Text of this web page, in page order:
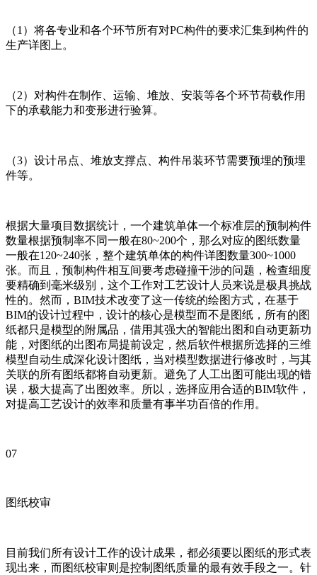
（1）将各专业和各个环节所有对PC构件的要求汇集到构件的
生产详图上。
（2）对构件在制作、运输、堆放、安装等各个环节荷载作用
下的承载能力和变形进行验算。
（3）设计吊点、堆放支撑点、构件吊装环节需要预埋的预埋
件等。
根据大量项目数据统计，一个建筑单体一个标准层的预制构件
数量根据预制率不同一般在80~200个，那么对应的图纸数量
一般在120~240张，整个建筑单体的构件详图数量300~1000
张。而且，预制构件相互间要考虑碰撞干涉的问题，检查细度
要精确到毫米级别，这个工作对工艺设计人员来说是极具挑战
性的。然而，BIM技术改变了这一传统的绘图方式，在基于
BIM的设计过程中，设计的核心是模型而不是图纸，所有的图
纸都只是模型的附属品，借用其强大的智能出图和自动更新功
能，对图纸的出图布局提前设定，然后软件根据所选择的三维
模型自动生成深化设计图纸，当对模型数据进行修改时，与其
关联的所有图纸都将自动更新。避免了人工出图可能出现的错
误，极大提高了出图效率。所以，选择应用合适的BIM软件，
对提高工艺设计的效率和质量有事半功百倍的作用。
07
图纸校审
目前我们所有设计工作的设计成果，都必须要以图纸的形式表
现出来，而图纸校审则是控制图纸质量的最有效手段之一。针